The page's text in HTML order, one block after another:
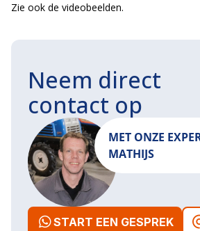
Zie ook de videobeelden.
Neem direct
contact op
MET ONZE
MATHIJS
START EEN GESPREK